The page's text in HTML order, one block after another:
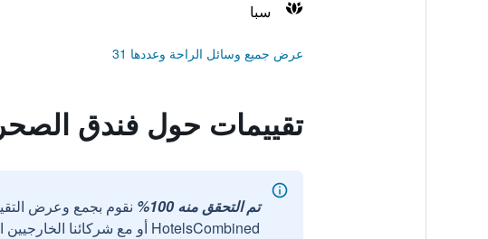
سبا
عرض جميع وسائل الراحة وعددها 31
تقييمات حول فندق
تم التحقق منه 100%
نقوم بجمع وعرض
HotelsCombined أو مع شركائنا الخارجيين الموثوقين.